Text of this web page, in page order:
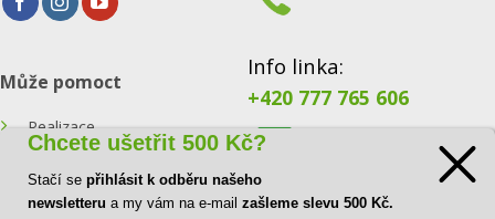
Může pomoct
Realizace
Konfigurátor
Info linka:
+420 777 765 606
E-mail:
Chcete ušetřit 500 Kč?
Stačí se přihlásit k odběru našeho
newsletteru a my vám na e-mail zašleme slevu 500 Kč.